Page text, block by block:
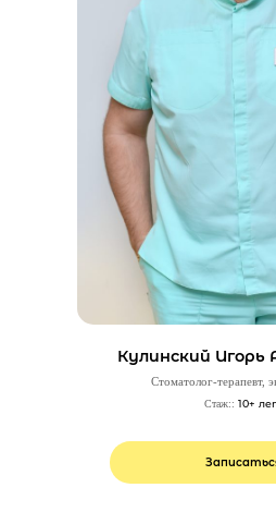
Кулинский Игорь
Стоматолог-терапевт,
Стаж:: 10+